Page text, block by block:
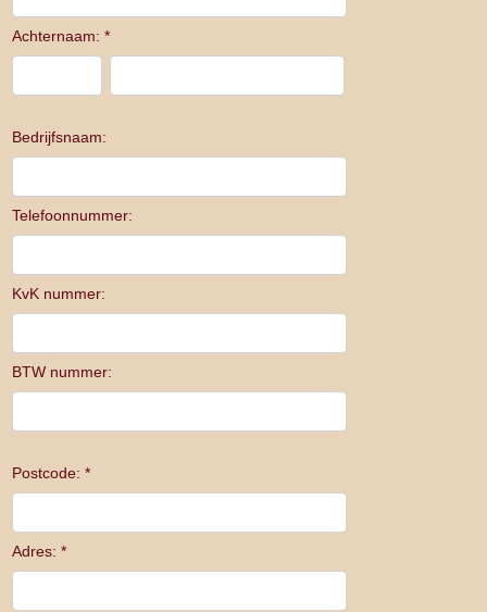
Achternaam: *
Bedrijfsnaam:
Telefoonnummer:
KvK nummer:
BTW nummer:
Postcode: *
Adres: *